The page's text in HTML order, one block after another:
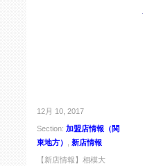
12月 10, 2017
Section: 加盟店情報（関
東地方）
新店情報
【新店情報】相模大